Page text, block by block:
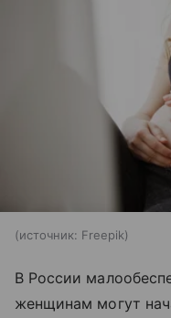
источник: Freepik
В России
женщинам могут